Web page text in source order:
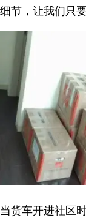
细节，让我们只
当货车开进社区